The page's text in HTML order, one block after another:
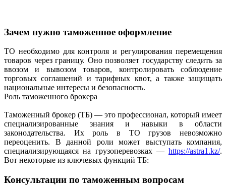
Зачем нужно таможенное оформление
ТО необходимо для контроля и регулирования перемещения
товаров через границу. Оно позволяет государству следить за
ввозом и вывозом товаров, контролировать соблюдение
торговых соглашений и тарифных квот, а также защищать
национальные интересы и безопасность.
Роль таможенного брокера
Таможенный брокер (ТБ) — это профессионал, который имеет
специализированные знания и навыки в области
законодательства. Их роль в ТО грузов невозможно
переоценить. В данной роли может выступать компания,
специализирующаяся на грузоперевозках — https://astra1.kz/.
Вот некоторые из ключевых функций ТБ:
Консультации по таможенным вопросам